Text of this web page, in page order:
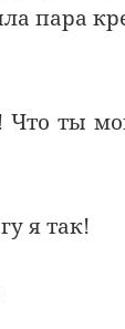
пара
ты
я так!